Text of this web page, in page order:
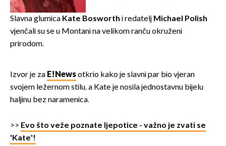
Slavna glumica Kate Bosworth i redatelj Michael Polish
vjenčali su se u Montani na velikom ranču okruženi
prirodom.
Izvor je za E!Newsotkrio kako je slavni par bio vjeran
svojem ležernom stilu, a Kate je nosila jednostavnu bijelu
haljinu bez naramenica.
>> Evo što veže poznate ljepotice - važno je zvati se
'Kate'!